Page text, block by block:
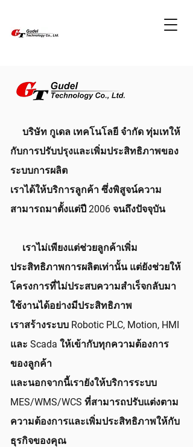
บริษัท กูเดล เทคโนโลยี จำกัด ทุ่มเทให้
กับการปรับปรุงและเพิ่มประสิทธิภาพของ
ระบบการผลิต
เราได้ให้บริการลูกค้า ซึ่งพิสูจน์ความ
สามารถมาตั้งแต่ปี 2006 จนถึงปัจจุบัน
เราไม่เพียงแต่ช่วยลูกค้าเพิ่ม
ประสิทธิภาพการผลิตเท่านั้น แต่ยังช่วยให้
โครงการที่ไม่ประสบความสำเร็จกลับมา
ใช้งานได้อย่างมีประสิทธิภาพ
เราสร้างระบบ Robotic PLC, Motion, HMI
และ Scada ให้เข้ากับทุกความต้องการ
ของลูกค้า
และนอกจากนี้เรายังให้บริการระบบ
MES/WMS/WCS ที่สามารถปรับแต่งตาม
ความต้องการและเพิ่มประสิทธิภาพให้กับ
ธุรกิจของคุณ